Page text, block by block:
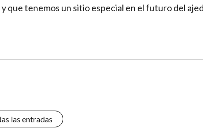
que tenemos un sitio especial en el futuro del
las entradas